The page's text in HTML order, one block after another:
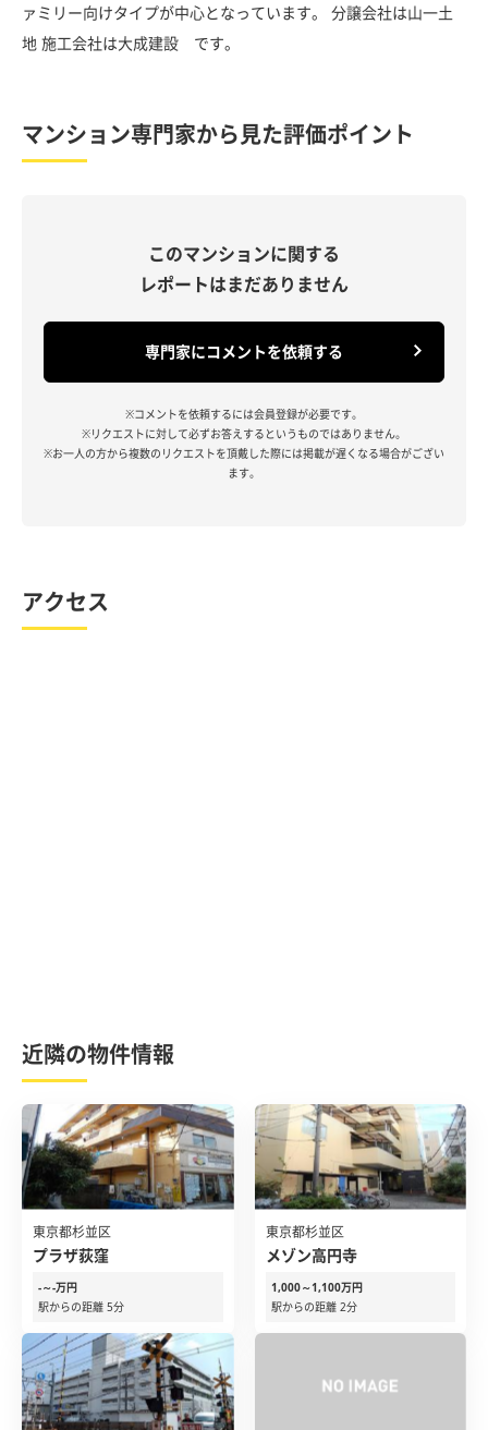
ァミリー向けタイプが中心となっています。 分譲会社は山一土
地 施工会社は大成建設 です。
マンション専門家から見た評価ポイント
このマンションに関する
レポートはまだありません
専門家にコメントを依頼する
※コメントを依頼するには会員登録が必要です。
※リクエストに対して必ずお答えするというものではありません。
※お一人の方から複数のリクエストを頂戴した際には掲載が遅くなる場合がござい
ます。
アクセス
近隣の物件情報
東京都杉並区
プラザ荻窪
-～-万円
駅からの距離 5分
東京都杉並区
メゾン高円寺
1,000～1,100万円
駅からの距離 2分